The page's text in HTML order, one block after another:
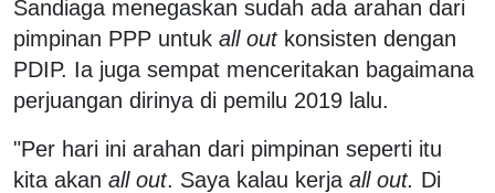
Sandiaga menegaskan sudah ada arahan dari
pimpinan PPP untuk all outkonsisten dengan
PDIP. Ia juga sempat menceritakan bagaimana
perjuangan dirinya di pemilu 2019 lalu.
"Per hari ini arahan dari pimpinan seperti itu
kita akan all out. Saya kalau kerja all out. Di